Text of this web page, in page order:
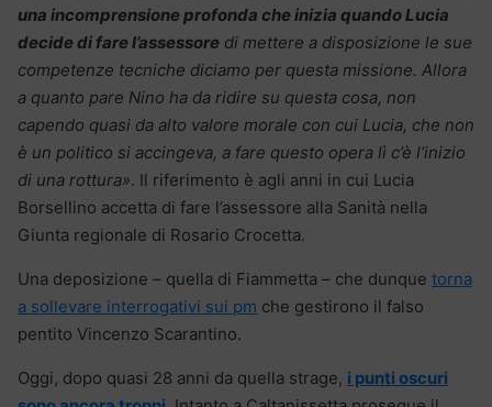
una incomprensione profonda che inizia quando Lucia
decide di fare l’assessore di mettere a disposizione le sue
competenze tecniche diciamo per questa missione. Allora
a quanto pare Nino ha da ridire su questa cosa, non
capendo quasi da alto valore morale con cui Lucia, che non
è un politico si accingeva, a fare questo opera lì c’è l’inizio
di una rottura». Il riferimento è agli anni in cui Lucia
Borsellino accetta di fare l’assessore alla Sanità nella
Giunta regionale di Rosario Crocetta.
Una deposizione – quella di Fiammetta – che dunque torna
a sollevare interrogativi sui pm che gestirono il falso
pentito Vincenzo Scarantino.
Oggi, dopo quasi 28 anni da quella strage, i punti oscuri